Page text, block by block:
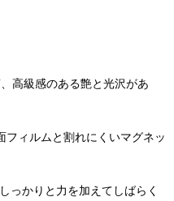
高級感のある艶と光沢があ
ィルムと割れにくいマグネッ
っかりと力を加えてしばらく